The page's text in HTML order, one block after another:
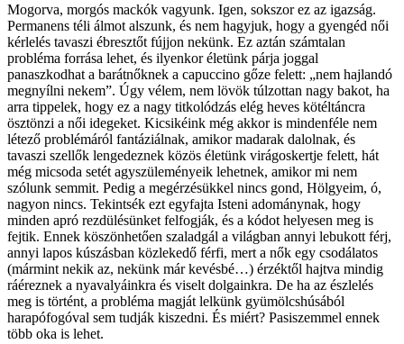
Mogorva, morgós mackók vagyunk. Igen, sokszor ez az igazság.
Permanens téli álmot alszunk, és nem hagyjuk, hogy a gyengéd női
kérlelés tavaszi ébresztőt fújjon nekünk. Ez aztán számtalan
probléma forrása lehet, és ilyenkor életünk párja joggal
panaszkodhat a barátnőknek a capuccino gőze felett: „nem hajlandó
megnyílni nekem”. Úgy vélem, nem lövök túlzottan nagy bakot, ha
arra tippelek, hogy ez a nagy titkolódzás elég heves kötéltáncra
ösztönzi a női idegeket. Kicsikéink még akkor is mindenféle nem
létező problémáról fantáziálnak, amikor madarak dalolnak, és
tavaszi szellők lengedeznek közös életünk virágoskertje felett, hát
még micsoda setét agyszüleményeik lehetnek, amikor mi nem
szólunk semmit. Pedig a megérzésükkel nincs gond, Hölgyeim, ó,
nagyon nincs. Tekintsék ezt egyfajta Isteni adománynak, hogy
minden apró rezdülésünket felfogják, és a kódot helyesen meg is
fejtik. Ennek köszönhetően szaladgál a világban annyi lebukott férj,
annyi lapos kúszásban közlekedő férfi, mert a nők egy csodálatos
(mármint nekik az, nekünk már kevésbé…) érzéktől hajtva mindig
ráéreznek a nyavalyáinkra és viselt dolgainkra. De ha az észlelés
meg is történt, a probléma magját lelkünk gyümölcshúsából
harapófogóval sem tudják kiszedni. És miért? Pasiszemmel ennek
több oka is lehet.